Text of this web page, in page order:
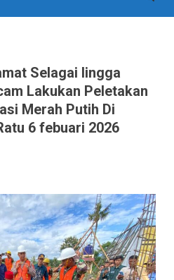
Selagai lingga
Lakukan Peletakan
Merah Putih Di
6 febuari 2026